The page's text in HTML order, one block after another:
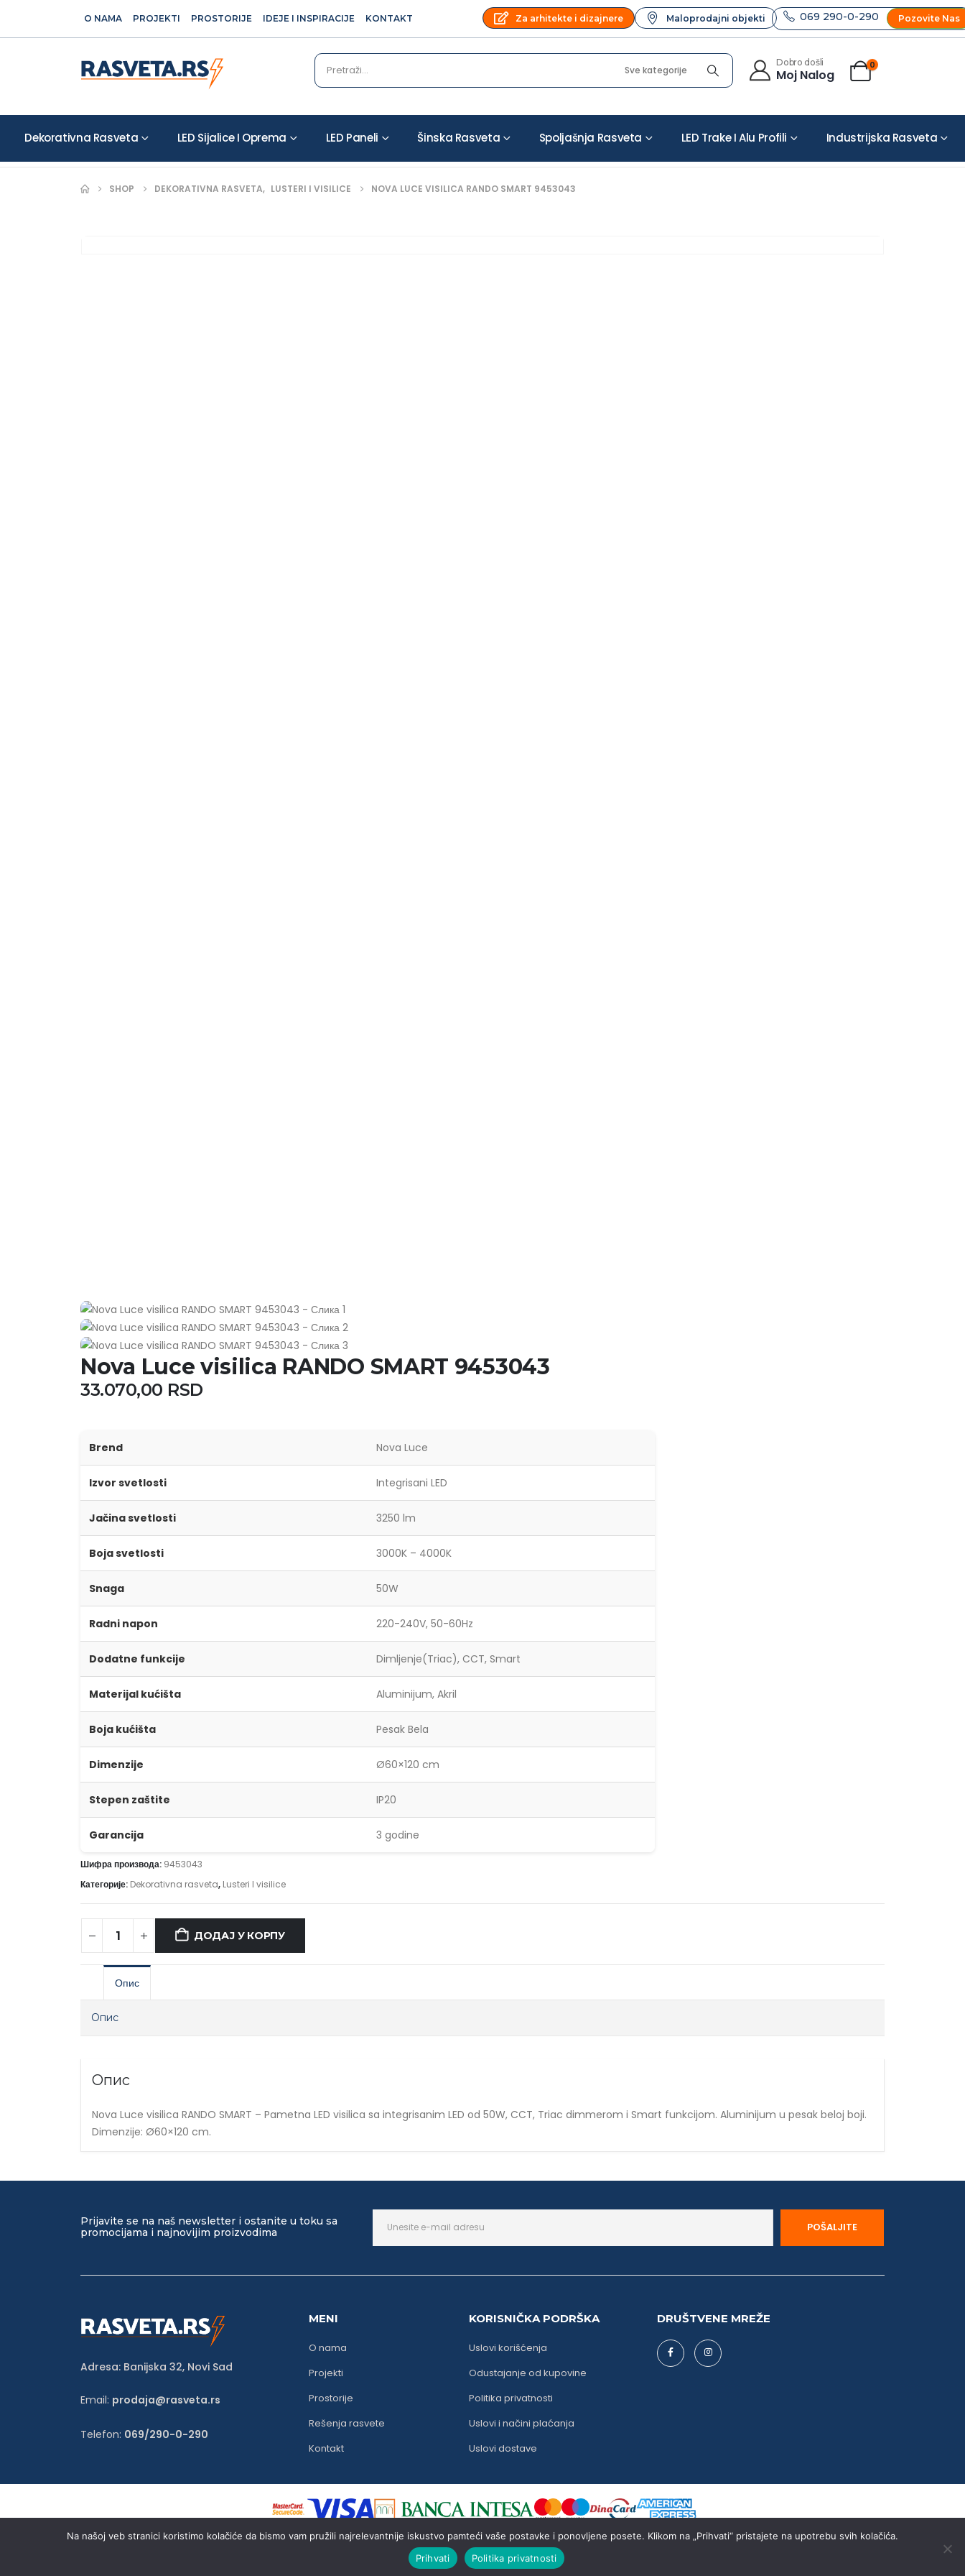
O NAMA PROJEKTI PROSTORIJE IDEJE I INSPIRACIJE KONTAKT Za arhitekte i dizajnere Maloprodajni objekti 069 290-0-290 Pozovite Nas
Dobro došli
Moj Nalog
0
Dekorativna Rasveta LED Sijalice I Oprema LED Paneli Šinska Rasveta Spoljašnja Rasveta LED Trake I Alu Profili Industrijska Rasveta
SHOP DEKORATIVNA RASVETA, LUSTERI I VISILICE NOVA LUCE VISILICA RANDO SMART 9453043
Nova Luce visilica RANDO SMART 9453043
33.070,00 RSD
Brend Nova Luce
Izvor svetlosti Integrisani LED
Jačina svetlosti 3250 lm
Boja svetlosti 3000K – 4000K
Snaga 50W
Radni napon 220-240V, 50-60Hz
Dodatne funkcije Dimljenje(Triac), CCT, Smart
Materijal kućišta Aluminijum, Akril
Boja kućišta Pesak Bela
Dimenzije Ø60×120 cm
Stepen zaštite IP20
Garancija 3 godine
Шифра производа: 9453043
Категорије: Dekorativna rasveta, Lusteri I visilice
ДОДАЈ У КОРПУ
Опис
Опис
Опис
Nova Luce visilica RANDO SMART – Pametna LED visilica sa integrisanim LED od 50W, CCT, Triac dimmerom i Smart funkcijom. Aluminijum u pesak beloj boji.
Dimenzije: Ø60×120 cm.
Prijavite se na naš newsletter i ostanite u toku sa
promocijama i najnovijim proizvodima
Adresa: Banijska 32, Novi Sad
Email: prodaja@rasveta.rs
Telefon: 069/290-0-290
MENI
O nama
Projekti
Prostorije
Rešenja rasvete
Kontakt
KORISNIČKA PODRŠKA
Uslovi korišćenja
Odustajanje od kupovine
Politika privatnosti
Uslovi i načini plaćanja
Uslovi dostave
DRUŠTVENE MREŽE
Na našoj veb stranici koristimo kolačiće da bismo vam pružili najrelevantnije iskustvo pamteći vaše postavke i ponovljene posete. Klikom na „Prihvati“ pristajete na upotrebu svih kolačića.
Prihvati
Politika privatnosti